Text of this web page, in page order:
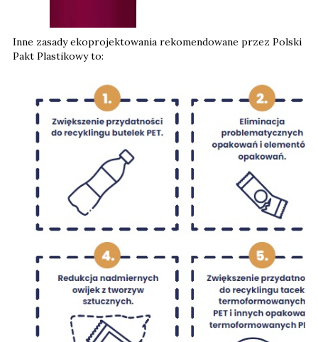
Inne zasady ekoprojektowania rekomendowane przez Polski
Pakt Plastikowy to: